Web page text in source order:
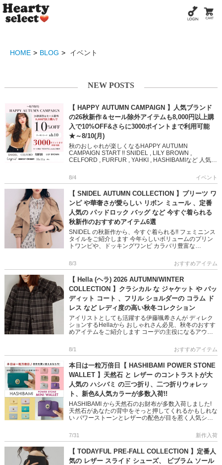
HOME BLOG イベント
NEW POSTS
【 HAPPY AUTUMN CAMPAIGN 】人気ブランド
の26秋新作＆セール除外アイテムも8,000円以上購
入で10%OFF&さらに3000ポイントまで利用可能
★～8/10(月)
秋のおしゃれが楽しくなるHAPPY AUTUMN
CAMPAIGN START !! SNIDEL , LILY BROWN ,
CELFORD , FURFUR , YAHKI , HASHIBAMIなど 人気ブ
8/4 イベント
【 SNIDEL AUTUMN COLLECTION 】プリーツ ワ
ンピ や華奢さが愛らしい リボン ミュール 、定番
人気の パッドロック バッグ など 今すぐ着られる
秋新作のおすすめアイテム6選
SNIDEL の秋新作から、今すぐ着られる!! フェミニンス
タイルをご紹介します 今年らしいボリュームのプリン
トワンピや、ドッキングワンピ カラバリ豊富な
フェミニン […]
8/3 おすすめアイテム
【 Hella (ヘラ) 2026 AUTUMN/WINTER
COLLECTION 】クラシカル な ジャケット や パッ
ディット コート 、フリル ショルダーの コラム ド
レス など レディ度の高い秋冬コレクション
アイリストとしても活躍する伊藤颯希さんが ディレク
ションするHellaから おしゃれさん必見、秋冬のおすす
めアイテムをご紹介します コーデの主役になるアウタ
ライクと現代の […]
8/1 おすすめアイテム
本日は一粒万倍日【 HASHIBAMI POWER STONE
WALLET 】天然石 と レザー のコントラストが大
人気の ハシバミ の三つ折り、二つ折りウォレッ
ト、新色&人気カラーが多数入荷!!
HASHIBAMI から天然石のお財布が多数入荷しました!
天然石があなたの背中をそっと押してくれるかもしれな
い パワーストーンとレザーの配色が目を惹く人気シリ
7/31 新作入荷
【 TODAYFUL PRE-FALL COLLECTION 】定番人
気の レザー スライド シューズ、 ビブラム ソール